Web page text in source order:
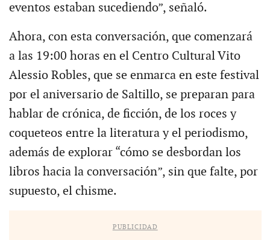
eventos estaban sucediendo”, señaló.
Ahora, con esta conversación, que comenzará
a las 19:00 horas en el Centro Cultural Vito
Alessio Robles, que se enmarca en este festival
por el aniversario de Saltillo, se preparan para
hablar de crónica, de ficción, de los roces y
coqueteos entre la literatura y el periodismo,
además de explorar “cómo se desbordan los
libros hacia la conversación”, sin que falte, por
supuesto, el chisme.
PUBLICIDAD